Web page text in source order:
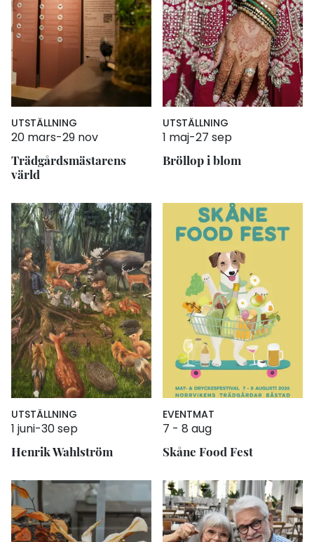
UTSTÄLLNING
20 mars-29 nov
Trädgårdsmästarens
värld
UTSTÄLLNING
1 maj-27 sep
Bröllop i blom
UTSTÄLLNING
1 juni-30 sep
Henrik Wahlström
EVENTMAT
7 - 8 aug
Skåne Food Fest